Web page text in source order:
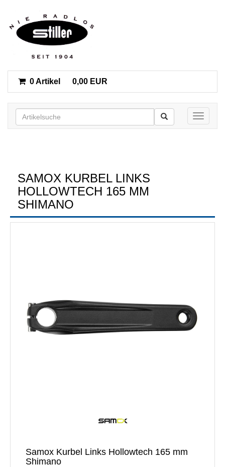
0 Artikel 0,00 EUR
Toggle
SAMOX KURBEL LINKS
HOLLOWTECH 165 MM
SHIMANO
Samox Kurbel Links Hollowtech 165 mm
Shimano